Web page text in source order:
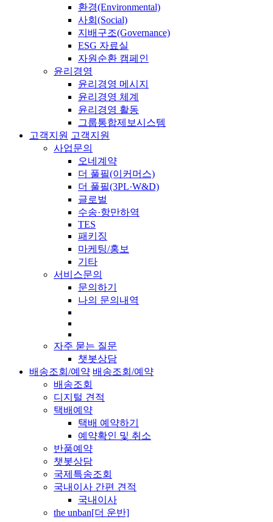
환경(Environmental)
사회(Social)
지배구조(Governance)
ESG 자료실
자원순환 캠페인
윤리경영
윤리경영 메시지
윤리경영 체계
윤리경영 활동
그룹통합제보시스템
고객지원 고객지원
사업문의
오네계약
더 풀필(이커머스)
더 풀필(3PL·W&D)
글로벌
수송·항만하역
TES
패키징
마케팅/홍보
기타
서비스문의
문의하기
나의 문의내역
자주 묻는 질문
챗봇상담
배송조회/예약 배송조회/예약
배송조회
디지털 견적
택배예약
택배 예약하기
예약확인 및 취소
반품예약
챗봇상담
국제특송조회
국내이사 간편 견적
국내이사
the unban[더 운반]